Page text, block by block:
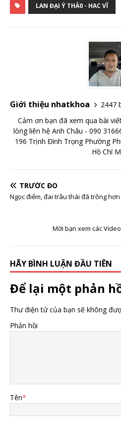
LAN ĐẠI Ý THẢ0 - HAC VĨ
Giới thiệu nhatkhoa
2447
Cảm ơn bạn đã xem qua bài
lòng liên hệ Anh Châu - 090
196 Trịnh Đình Trọng Phường
Hồ Chí
TRƯỚC ĐÓ
Ngọc điểm, đai trâu thái đã trồng
Mời bạn xem các
HÃY BÌNH LUẬN ĐẦU TIÊN
Để lại một phản
Thư điện tử của bạn sẽ không
Phản hồi
Tên*